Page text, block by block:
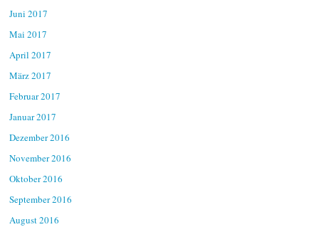
Juni 2017
Mai 2017
April 2017
März 2017
Februar 2017
Januar 2017
Dezember 2016
November 2016
Oktober 2016
September 2016
August 2016